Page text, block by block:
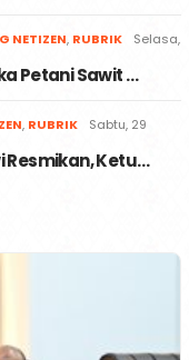
NETIZEN, RUBRIK
Selasa,
Petani Sawit …
, RUBRIK
Sabtu, 29
Resmikan, Ketu…